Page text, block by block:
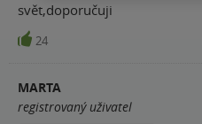
svět,doporučuji
24
MARTA
registrovaný uživatel